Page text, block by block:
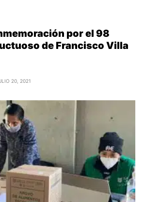
por el 98
de Francisco Villa
20, 2021